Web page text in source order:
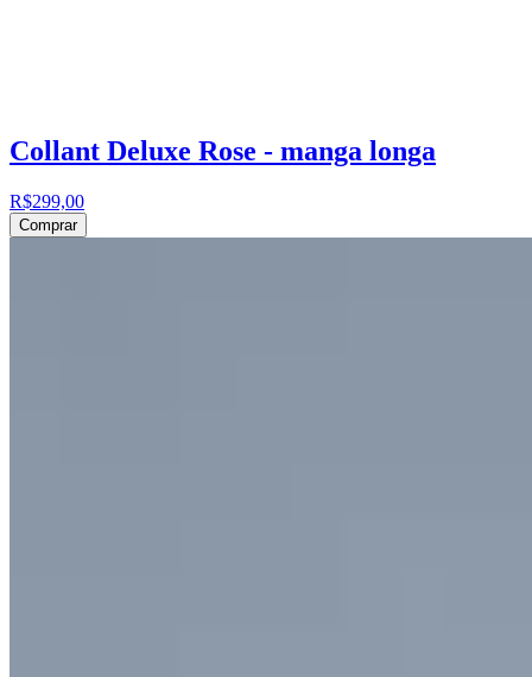
Collant Deluxe Rose - manga longa
R$299,00
Comprar